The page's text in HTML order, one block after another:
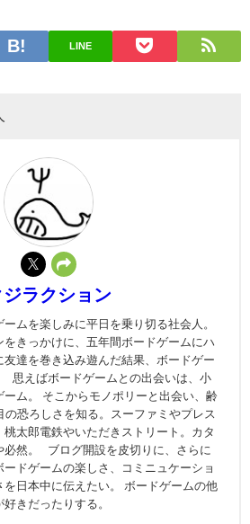
LINE
ジラクション
ムを楽しみに平日を乗り切る社会人。
をきっかけに、五年間ボードゲームにハ
友達を巻き込み遊んだ結果、ボードゲー
思えばボードゲームとの出会いは、小
ム。 そこからモノポリーと出会い、齢
の恐ろしさを知る。スーファミやプレス
太郎電鉄やいただきストリート。カタ
必然。 ブログ開設を皮切りに、さらに
ドゲームの楽しさ、コミニュケーショ
を日本中に伝えたい。 ボードゲームの他
きだったりする。